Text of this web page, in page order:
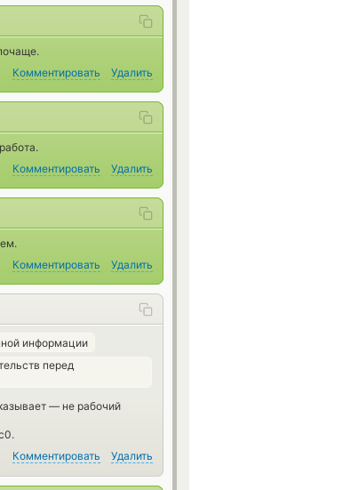
Комментировать
Удалить
Комментировать
Удалить
Комментировать
Удалить
информации
перед
— не рабочий
Комментировать Удалить